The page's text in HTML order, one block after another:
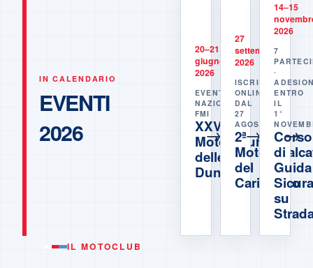
IN CALENDARIO
EVENTI
2026
20–21
giugno
2026
EVENTO
NAZIONALE
FMI
XXVI
Motoraduno
delle
Dune
→
27
settembre
2026
ISCRIZIONI
ONLINE
DAL
27
AGOSTO
2ª
del
Carignano
→
14–15
2026
7
·
ENTRO
IL
1°
Corso
di
Guida
su
→
IL MOTOCLUB